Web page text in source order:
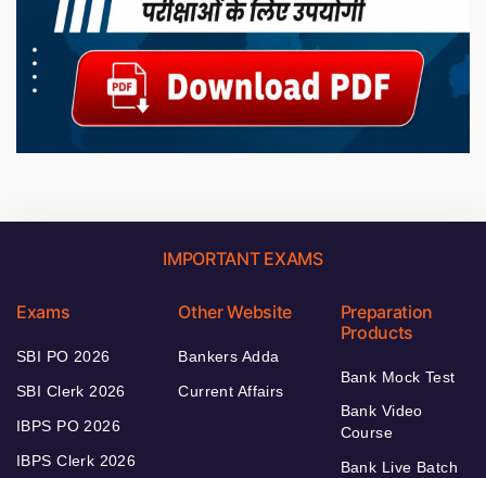
IMPORTANT EXAMS
Exams
SBI PO 2026
SBI Clerk 2026
IBPS PO 2026
IBPS Clerk 2026
Other Website
Bankers Adda
Current Affairs
Preparation
Products
Bank Mock Test
Bank Video
Course
Bank Live Batch